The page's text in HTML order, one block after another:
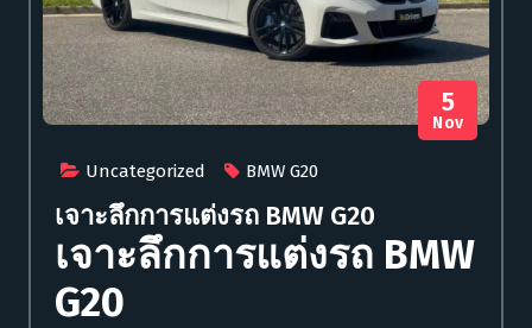
Uncategorized BMW G20
5
Nov
เจาะลึกการแต่งรถ BMW G20
เจาะลึกการแต่งรถ BMW
G20